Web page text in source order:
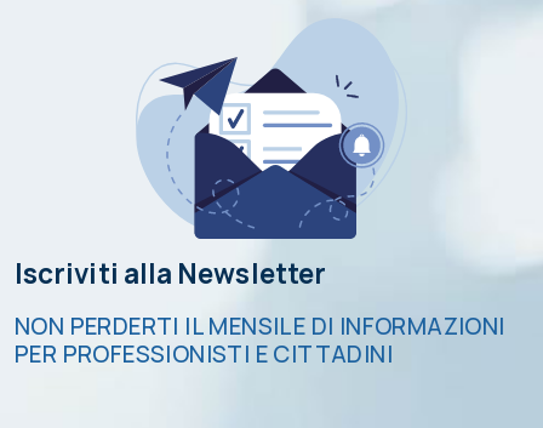
Iscriviti alla Newsletter
NON PERDERTI IL MENSILE DI INFORMAZIONI
PER PROFESSIONISTI E CITTADINI